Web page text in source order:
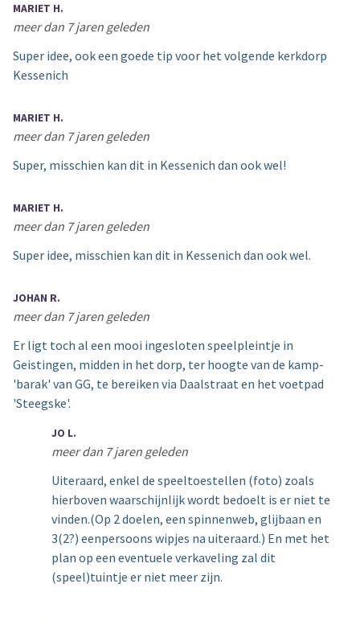
MARIET H.
meer dan 7 jaren geleden
Super idee, ook een goede tip voor het volgende kerkdorp
Kessenich
MARIET H.
meer dan 7 jaren geleden
Super, misschien kan dit in Kessenich dan ook wel!
MARIET H.
meer dan 7 jaren geleden
Super idee, misschien kan dit in Kessenich dan ook wel.
JOHAN R.
meer dan 7 jaren geleden
Er ligt toch al een mooi ingesloten speelpleintje in
Geistingen, midden in het dorp, ter hoogte van de kamp-
'barak' van GG, te bereiken via Daalstraat en het voetpad
'Steegske'.
JO L.
meer dan 7 jaren geleden
Uiteraard, enkel de speeltoestellen (foto) zoals
hierboven waarschijnlijk wordt bedoelt is er niet te
vinden.(Op 2 doelen, een spinnenweb, glijbaan en
3(2?) eenpersoons wipjes na uiteraard.) En met het
plan op een eventuele verkaveling zal dit
(speel)tuintje er niet meer zijn.